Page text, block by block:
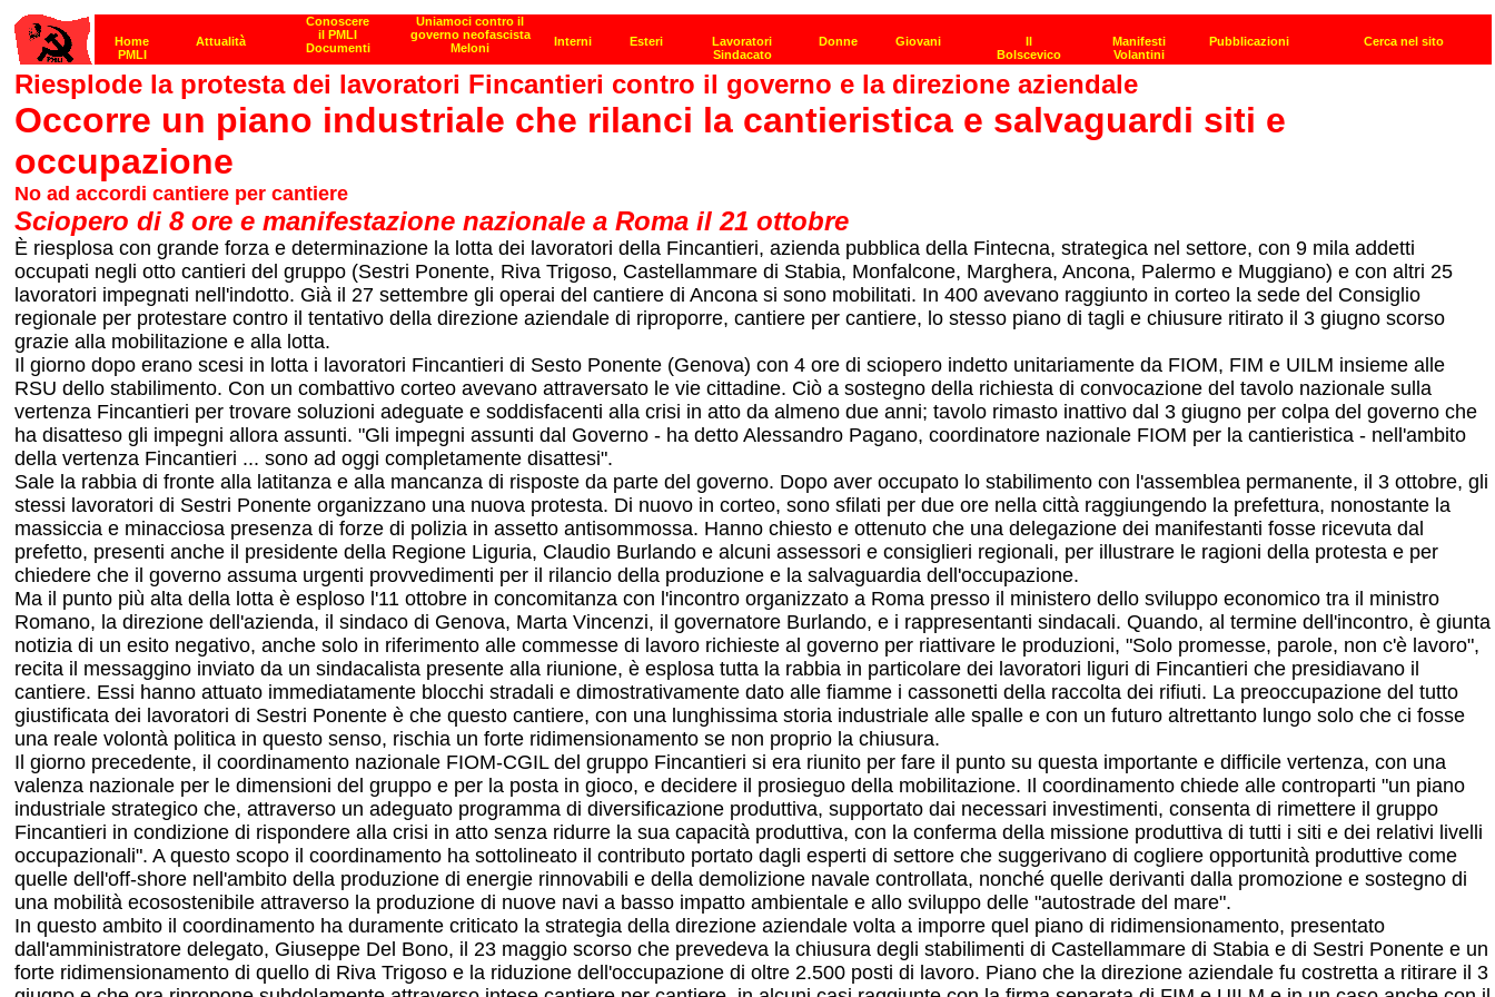
Riesplode la protesta dei lavoratori Fincantieri contro il governo e la direzione aziendale
Occorre un piano industriale che rilanci la cantieristica e salvaguardi siti e
occupazione
No ad accordi cantiere per cantiere
Sciopero di 8 ore e manifestazione nazionale a Roma il 21 ottobre
È riesplosa con grande forza e determinazione la lotta dei lavoratori della Fincantieri, azienda pubblica della Fintecna, strategica nel settore, con 9 mila addetti
occupati negli otto cantieri del gruppo (Sestri Ponente, Riva Trigoso, Castellammare di Stabia, Monfalcone, Marghera, Ancona, Palermo e Muggiano) e con altri 25
lavoratori impegnati nell'indotto. Già il 27 settembre gli operai del cantiere di Ancona si sono mobilitati. In 400 avevano raggiunto in corteo la sede del Consiglio
regionale per protestare contro il tentativo della direzione aziendale di riproporre, cantiere per cantiere, lo stesso piano di tagli e chiusure ritirato il 3 giugno scorso
grazie alla mobilitazione e alla lotta.
Il giorno dopo erano scesi in lotta i lavoratori Fincantieri di Sesto Ponente (Genova) con 4 ore di sciopero indetto unitariamente da FIOM, FIM e UILM insieme alle
RSU dello stabilimento. Con un combattivo corteo avevano attraversato le vie cittadine. Ciò a sostegno della richiesta di convocazione del tavolo nazionale sulla
vertenza Fincantieri per trovare soluzioni adeguate e soddisfacenti alla crisi in atto da almeno due anni; tavolo rimasto inattivo dal 3 giugno per colpa del governo che
ha disatteso gli impegni allora assunti. "Gli impegni assunti dal Governo - ha detto Alessandro Pagano, coordinatore nazionale FIOM per la cantieristica - nell'ambito
della vertenza Fincantieri ... sono ad oggi completamente disattesi".
Sale la rabbia di fronte alla latitanza e alla mancanza di risposte da parte del governo. Dopo aver occupato lo stabilimento con l'assemblea permanente, il 3 ottobre, gli
stessi lavoratori di Sestri Ponente organizzano una nuova protesta. Di nuovo in corteo, sono sfilati per due ore nella città raggiungendo la prefettura, nonostante la
massiccia e minacciosa presenza di forze di polizia in assetto antisommossa. Hanno chiesto e ottenuto che una delegazione dei manifestanti fosse ricevuta dal
prefetto, presenti anche il presidente della Regione Liguria, Claudio Burlando e alcuni assessori e consiglieri regionali, per illustrare le ragioni della protesta e per
chiedere che il governo assuma urgenti provvedimenti per il rilancio della produzione e la salvaguardia dell'occupazione.
Ma il punto più alta della lotta è esploso l'11 ottobre in concomitanza con l'incontro organizzato a Roma presso il ministero dello sviluppo economico tra il ministro
Romano, la direzione dell'azienda, il sindaco di Genova, Marta Vincenzi, il governatore Burlando, e i rappresentanti sindacali. Quando, al termine dell'incontro, è giunta
notizia di un esito negativo, anche solo in riferimento alle commesse di lavoro richieste al governo per riattivare le produzioni, "Solo promesse, parole, non c'è lavoro",
recita il messaggino inviato da un sindacalista presente alla riunione, è esplosa tutta la rabbia in particolare dei lavoratori liguri di Fincantieri che presidiavano il
cantiere. Essi hanno attuato immediatamente blocchi stradali e dimostrativamente dato alle fiamme i cassonetti della raccolta dei rifiuti. La preoccupazione del tutto
giustificata dei lavoratori di Sestri Ponente è che questo cantiere, con una lunghissima storia industriale alle spalle e con un futuro altrettanto lungo solo che ci fosse
una reale volontà politica in questo senso, rischia un forte ridimensionamento se non proprio la chiusura.
Il giorno precedente, il coordinamento nazionale FIOM-CGIL del gruppo Fincantieri si era riunito per fare il punto su questa importante e difficile vertenza, con una
valenza nazionale per le dimensioni del gruppo e per la posta in gioco, e decidere il prosieguo della mobilitazione. Il coordinamento chiede alle controparti "un piano
industriale strategico che, attraverso un adeguato programma di diversificazione produttiva, supportato dai necessari investimenti, consenta di rimettere il gruppo
Fincantieri in condizione di rispondere alla crisi in atto senza ridurre la sua capacità produttiva, con la conferma della missione produttiva di tutti i siti e dei relativi livelli
occupazionali". A questo scopo il coordinamento ha sottolineato il contributo portato dagli esperti di settore che suggerivano di cogliere opportunità produttive come
quelle dell'off-shore nell'ambito della produzione di energie rinnovabili e della demolizione navale controllata, nonché quelle derivanti dalla promozione e sostegno di
una mobilità ecosostenibile attraverso la produzione di nuove navi a basso impatto ambientale e allo sviluppo delle "autostrade del mare".
In questo ambito il coordinamento ha duramente criticato la strategia della direzione aziendale volta a imporre quel piano di ridimensionamento, presentato
dall'amministratore delegato, Giuseppe Del Bono, il 23 maggio scorso che prevedeva la chiusura degli stabilimenti di Castellammare di Stabia e di Sestri Ponente e un
forte ridimensionamento di quello di Riva Trigoso e la riduzione dell'occupazione di oltre 2.500 posti di lavoro. Piano che la direzione aziendale fu costretta a ritirare il 3